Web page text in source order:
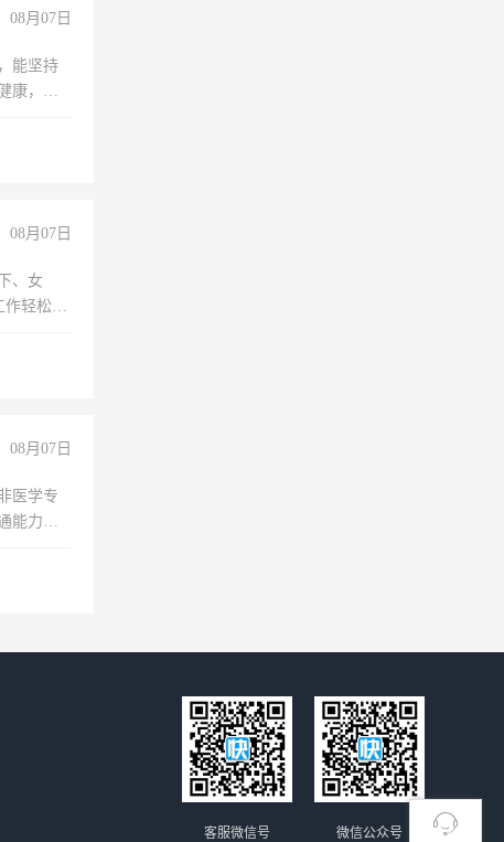
08月07日
能坚持
康，有
文化，
08月07日
、女
作轻松，
08月07日
医学专
能力
微信公众号
客服微信号